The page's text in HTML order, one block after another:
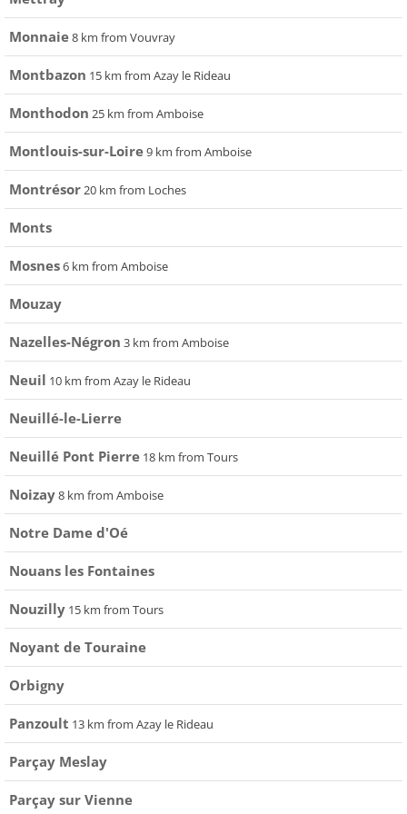
Monnaie8 km from Vouvray
Montbazon 15 km from Azay le Rideau
Monthodon 25 km from Amboise
Montlouis-sur-Loire9 km from Amboise
Montrésor20 km from Loches
Monts
Mosnes6 km from Amboise
Mouzay
Nazelles-Négron 3 km from Amboise
Neuil 10 km from Azay le Rideau
Neuillé-le-Lierre
Neuillé Pont Pierre 18 km from Tours
Noizay8 km from Amboise
Notre Dame d'Oé
Nouans les Fontaines
Nouzilly 15 km from Tours
Noyant de Touraine
Orbigny
Panzoult 13 km from Azay le Rideau
Parçay Meslay
Parçay sur Vienne